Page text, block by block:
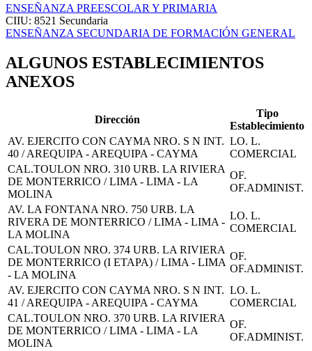
ENSEÑANZA PREESCOLAR Y PRIMARIA
CIIU: 8521 Secundaria
ENSEÑANZA SECUNDARIA DE FORMACIÓN GENERAL
ALGUNOS ESTABLECIMIENTOS
ANEXOS
Dirección
Tipo
Establecimiento
AV. EJERCITO CON CAYMA NRO. S N INT.
40 / AREQUIPA - AREQUIPA - CAYMA
LO. L.
COMERCIAL
CAL.TOULON NRO. 310 URB. LA RIVIERA
DE MONTERRICO / LIMA - LIMA - LA
MOLINA
OF.
OF.ADMINIST.
AV. LA FONTANA NRO. 750 URB. LA
RIVERA DE MONTERRICO / LIMA - LIMA -
LA MOLINA
LO. L.
COMERCIAL
CAL.TOULON NRO. 374 URB. LA RIVIERA
DE MONTERRICO (I ETAPA) / LIMA - LIMA
- LA MOLINA
OF.
OF.ADMINIST.
AV. EJERCITO CON CAYMA NRO. S N INT.
41 / AREQUIPA - AREQUIPA - CAYMA
LO. L.
COMERCIAL
CAL.TOULON NRO. 370 URB. LA RIVIERA
DE MONTERRICO / LIMA - LIMA - LA
MOLINA
OF.
OF.ADMINIST.